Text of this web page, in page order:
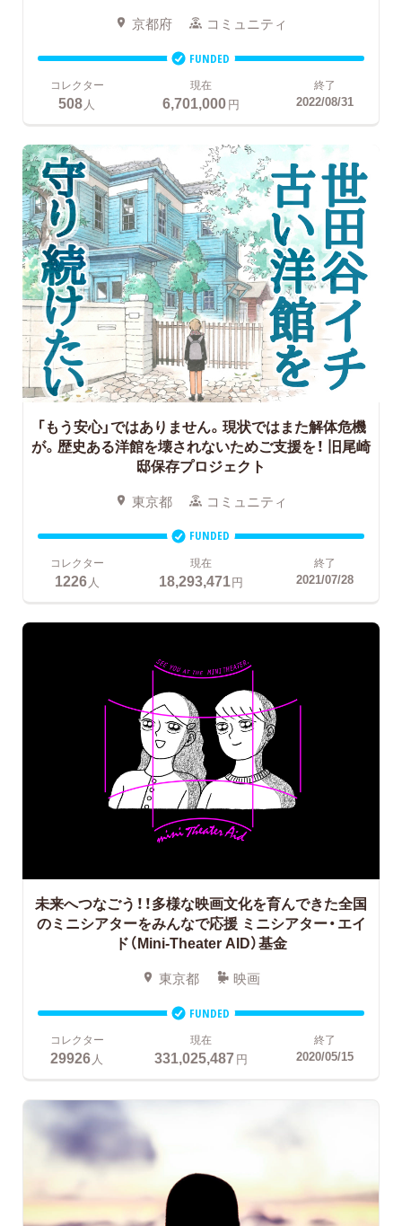
京都府 コミュニティ
FUNDED
コレクター
508人
現在
6,701,000円
終了
2022/08/31
「もう安心」ではありません。現状ではまた解体危機
が。歴史ある洋館を壊されないためご支援を！ 旧尾崎
邸保存プロジェクト
東京都 コミュニティ
FUNDED
コレクター
1226 人
現在
18,293,471円
終了
2021/07/28
未来へつなごう！！多様な映画文化を育んできた全国
のミニシアターをみんなで応援ミニシアター・エイ
ド（Mini-Theater AID）基金
東京都 映画
FUNDED
コレクター
29926人
現在
331,025,487円
終了
2020/05/15